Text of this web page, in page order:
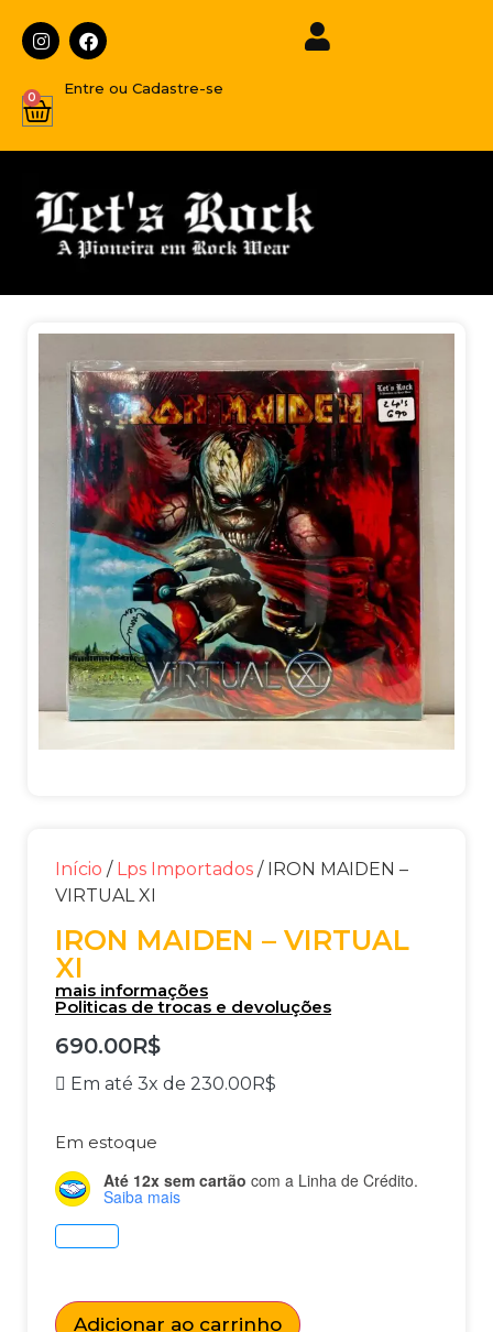
Entre ou Cadastre-se
0
Início / Lps Importados / IRON MAIDEN –
VIRTUAL XI
IRON MAIDEN – VIRTUAL
XI
mais informações
Politicas de trocas e devoluções
690.00R$
Em até 3x de 230.00R$
Em estoque
Até 12x sem cartão com a Linha de Crédito.
Saiba mais
Adicionar ao carrinho